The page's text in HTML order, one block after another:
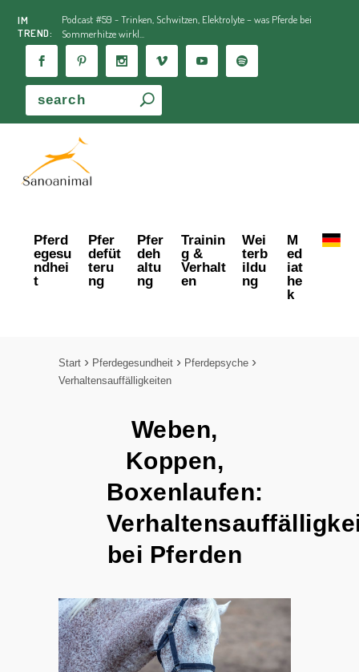
IM
TREND:
Podcast #59 - Trinken, Schwitzen, Elektrolyte – was Pferde bei
Sommerhitze wirkl...
Pferd
egesu
ndhei
t
Pfer
defüt
teru
ng
Pfer
deh
altu
ng
Trainin
g &
Verhalt
en
Wei
terb
ildu
ng
M
ed
iat
he
k
Start Pferdegesundheit
Pferdepsyche
Verhaltensauffälligkeiten
Weben,
Koppen,
Boxenlaufen:
bei Pferden